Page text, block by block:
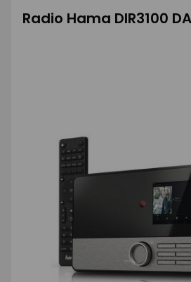
Smartfony i smartwatche
Dom i ogród
Biuro i firma
Sport i turystyka
Zabawki i dziecko
Uroda i zdrowie
Supermarket
Radio Hama DIR3100